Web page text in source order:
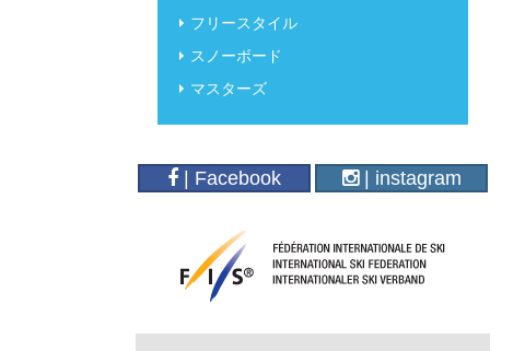
フリースタイル
スノーボード
マスターズ
| Facebook | instagram